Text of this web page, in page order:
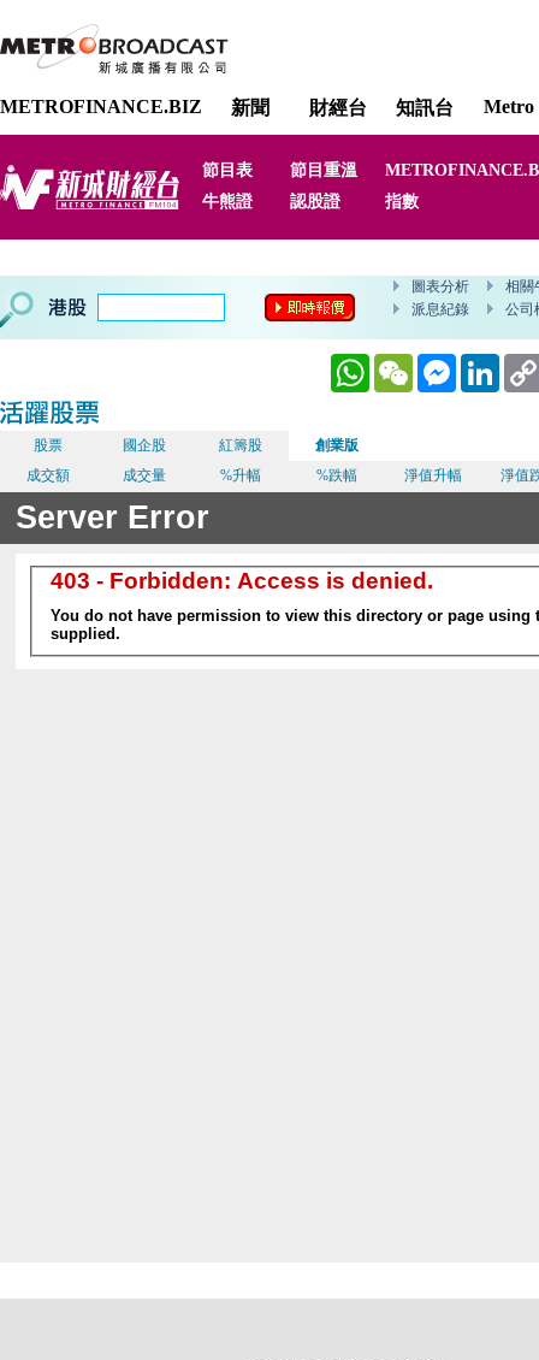
METROFINANCE.BIZ 新聞 財經台 知訊台 Metro
節目表 節目重溫
牛熊證
認股證 指數
WhatsAppWeChat Messenger
股票 國企股 紅籌股
創業版
成交額
成交量 %升幅 %跌幅 淨值升幅 淨值